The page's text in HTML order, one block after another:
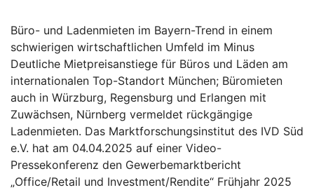
Büro- und Ladenmieten im Bayern-Trend in einem
schwierigen wirtschaftlichen Umfeld im Minus
Deutliche Mietpreisanstiege für Büros und Läden am
internationalen Top-Standort München; Büromieten
auch in Würzburg, Regensburg und Erlangen mit
Zuwächsen, Nürnberg vermeldet rückgängige
Ladenmieten. Das Marktforschungsinstitut des IVD Süd
e.V. hat am 04.04.2025 auf einer Video-
Pressekonferenz den Gewerbemarktbericht
„Office/Retail und Investment/Rendite“ Frühjahr 2025